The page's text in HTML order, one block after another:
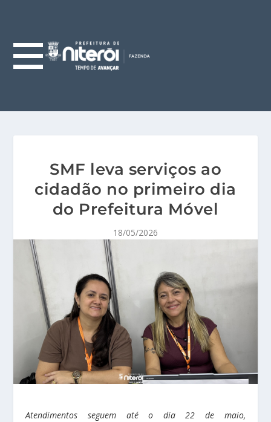
SMF leva serviços ao
cidadão no primeiro dia
do Prefeitura Móvel
18/05/2026
Atendimentos seguem até o dia 22 de maio,